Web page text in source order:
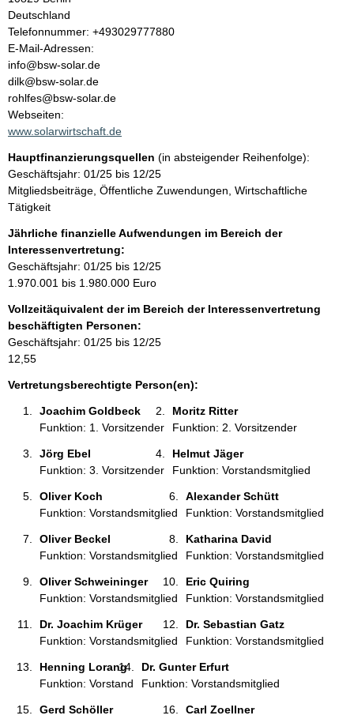
a
l
t
Deutschland
K
o
n
t
a
k
t
n
f
o
r
m
a
t
i
n
e
n
:
Telefonnummer: +493029777880
E-Mail-Adressen:
info@bsw-solar.de
dilk@bsw-solar.de
rohlfes@bsw-solar.de
Webseiten:
www.solarwirtschaft.de
Hauptfinanzierungsquellen (in absteigender Reihenfolge):
Geschäftsjahr: 01/25 bis 12/25
Mitgliedsbeiträge, Öffentliche Zuwendungen, Wirtschaftliche
Tätigkeit
Jährliche finanzielle Aufwendungen im Bereich der
Interessenvertretung:
Geschäftsjahr: 01/25 bis 12/25
1.970.001 bis 1.980.000 Euro
Vollzeitäquivalent der im Bereich der Interessenvertretung
beschäftigten Personen:
Geschäftsjahr: 01/25 bis 12/25
12,55
Vertretungsberechtigte Person(en):
Joachim Goldbeck
Funktion: 1. Vorsitzender
Moritz Ritter
Funktion: 2. Vorsitzender
Jörg Ebel
Funktion: 3. Vorsitzender
Helmut Jäger
Funktion: Vorstandsmitglied
Oliver Koch
Funktion: Vorstandsmitglied
Alexander Schütt
Funktion: Vorstandsmitglied
Oliver Beckel
Funktion: Vorstandsmitglied
Katharina David
Funktion: Vorstandsmitglied
Oliver Schweininger
Funktion: Vorstandsmitglied
Eric Quiring
Funktion: Vorstandsmitglied
Dr. Joachim Krüger
Funktion: Vorstandsmitglied
Dr. Sebastian Gatz
Funktion: Vorstandsmitglied
Henning Lorang
Funktion: Vorstand
Dr. Gunter Erfurt
Funktion: Vorstandsmitglied
Gerd Schöller
Carl Zoellner